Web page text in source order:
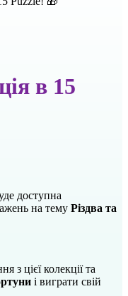
в 15
доступна
на тему Різдва та
з цієї колекції та
і виграти свій